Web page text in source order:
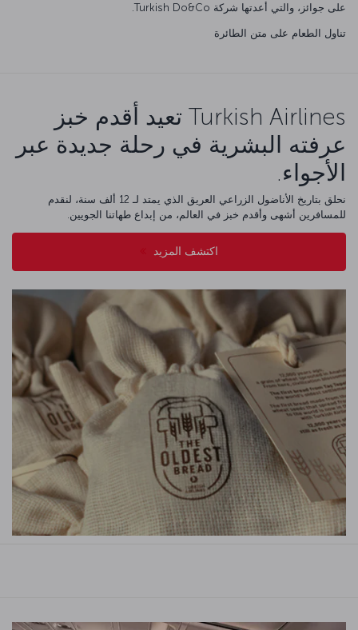
على جوائز، والتي أعدتها شركة Turkish Do&Co.
تناول الطعام على متن الطائرة
Turkish Airlines تعيد أقدم خبز
عرفته البشرية في رحلة جديدة عبر
الأجواء.
نحلق بتاريخ الأناضول الزراعي العريق الذي يمتد لـ 12 ألف سنة، لنقدم
للمسافرين أشهى وأقدم خبز في العالم، من إبداع طهاتنا الجويين.
اكتشف المزيد